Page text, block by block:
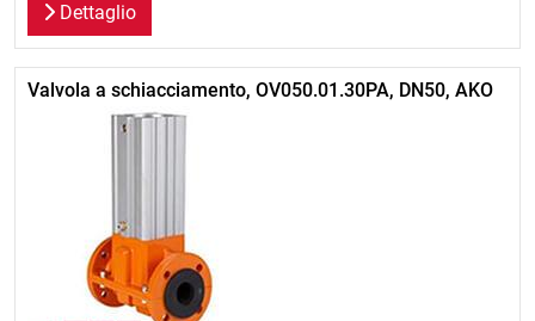
Dettaglio
Valvola a schiacciamento, OV050.01.30PA, DN50, AKO